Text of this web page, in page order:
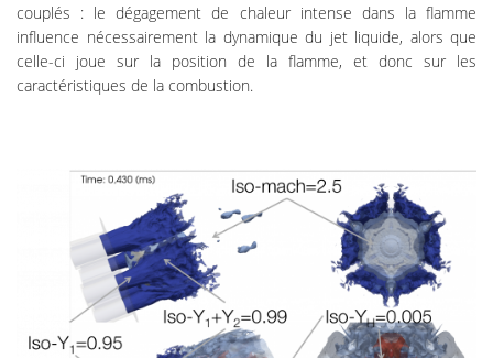
couplés : le dégagement de chaleur intense dans la flamme
influence nécessairement la dynamique du jet liquide, alors que
celle-ci joue sur la position de la flamme, et donc sur les
caractéristiques de la combustion.